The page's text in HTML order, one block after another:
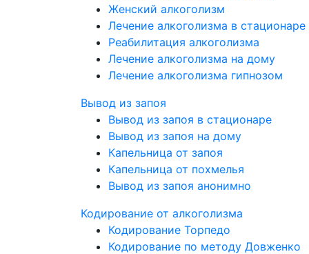
Женский алкоголизм
Лечение алкоголизма в стационаре
Реабилитация алкоголизма
Лечение алкоголизма на дому
Лечение алкоголизма гипнозом
Вывод из запоя
Вывод из запоя в стационаре
Вывод из запоя на дому
Капельница от запоя
Капельница от похмелья
Вывод из запоя анонимно
Кодирование от алкоголизма
Кодирование Торпедо
Кодирование по методу Довженко